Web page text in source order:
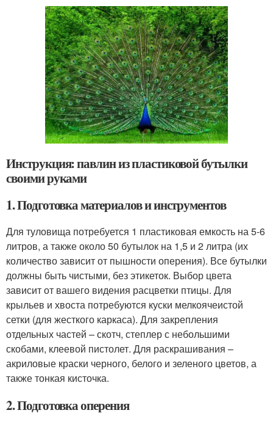
Инструкция: павлин из пластиковой бутылки
своими руками
1. Подготовка материалов и инструментов
Для туловища потребуется 1 пластиковая емкость на 5-6
литров, а также около 50 бутылок на 1,5 и 2 литра (их
количество зависит от пышности оперения). Все бутылки
должны быть чистыми, без этикеток. Выбор цвета
зависит от вашего видения расцветки птицы. Для
крыльев и хвоста потребуются куски мелкоячеистой
сетки (для жесткого каркаса). Для закрепления
отдельных частей – скотч, степлер с небольшими
скобами, клеевой пистолет. Для раскрашивания –
акриловые краски черного, белого и зеленого цветов, а
также тонкая кисточка.
2. Подготовка оперения